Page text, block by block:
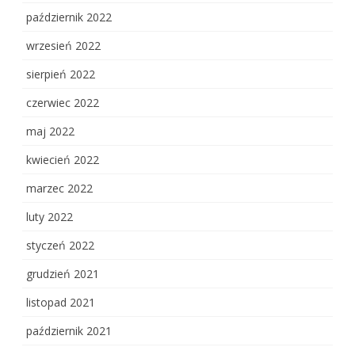
październik 2022
wrzesień 2022
sierpień 2022
czerwiec 2022
maj 2022
kwiecień 2022
marzec 2022
luty 2022
styczeń 2022
grudzień 2021
listopad 2021
październik 2021